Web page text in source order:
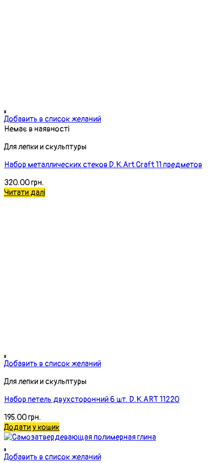
Добавить в список желаний
Немає в наявності
Для лепки и скульптуры
Набор металлических стеков D.K.Art Craft 11 предметов
320.00грн.
Читати далі
Добавить в список желаний
Для лепки и скульптуры
Набор петель двухсторонний 6 шт. D.K.ART 11220
195.00грн.
Додати у кошик
Добавить в список желаний